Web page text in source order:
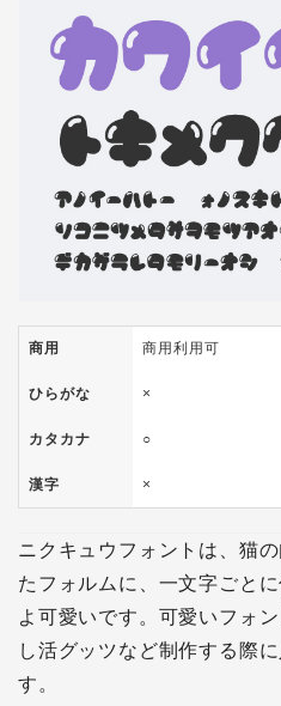
商用 商用利用可
ひらがな ×
カタカナ ○
漢字 ×
ニクキュウフォントは、猫
たフォルムに、一文字ごと
よ可愛いです。可愛いフォ
し活グッツなど制作する際
す。